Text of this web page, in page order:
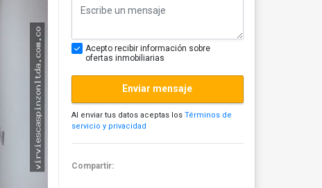
Acepto recibir información sobre
ofertas inmobiliarias
Enviar mensaje
Al enviar tus datos aceptas los Términos de
servicio y privacidad
Compartir: